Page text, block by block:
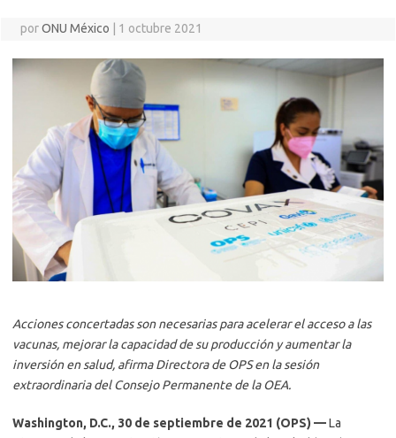
porONU México 1 octubre 2021
Acciones concertadas son necesarias para acelerar el acceso a las
vacunas, mejorar la capacidad de su producción y aumentar la
inversión en salud, afirma Directora de OPS en la sesión
extraordinaria del Consejo Permanente de la OEA.
Washington, D.C., 30 de septiembre de 2021 (OPS) —La